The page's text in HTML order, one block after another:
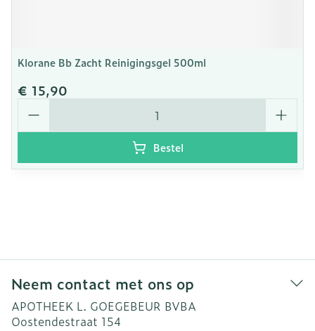
Klorane Bb Zacht Reinigingsgel 500ml
€ 15,90
Aantal
Bestel
Neem contact met ons op
APOTHEEK L. GOEGEBEUR BVBA
Oostendestraat 154